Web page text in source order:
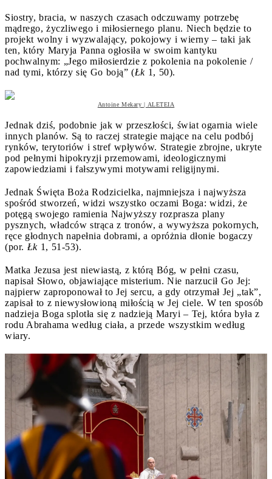
Siostry, bracia, w naszych czasach odczuwamy potrzebę
mądrego, życzliwego i miłosiernego planu. Niech będzie to
projekt wolny i wyzwalający, pokojowy i wierny – taki jak
ten, który Maryja Panna ogłosiła w swoim kantyku
pochwalnym: „Jego miłosierdzie z pokolenia na pokolenie /
nad tymi, którzy się Go boją” (Łk1, 50).
Antoine Mekary | ALETEIA
Jednak dziś, podobnie jak w przeszłości, świat ogarnia wiele
innych planów. Są to raczej strategie mające na celu podbój
rynków, terytoriów i stref wpływów. Strategie zbrojne, ukryte
pod pełnymi hipokryzji przemowami, ideologicznymi
zapowiedziami i fałszywymi motywami religijnymi.
Jednak Święta Boża Rodzicielka, najmniejsza i najwyższa
spośród stworzeń, widzi wszystko oczami Boga: widzi, że
potęgą swojego ramienia Najwyższy rozprasza plany
pysznych, władców strąca z tronów, a wywyższa pokornych,
ręce głodnych napełnia dobrami, a opróżnia dłonie bogaczy
(por. Łk1, 51-53).
Matka Jezusa jest niewiastą, z którą Bóg, w pełni czasu,
napisał Słowo, objawiające misterium. Nie narzucił Go Jej:
najpierw zaproponował to Jej sercu, a gdy otrzymał Jej „tak”,
zapisał to z niewysłowioną miłością w Jej ciele. W ten sposób
nadzieja Boga splotła się z nadzieją Maryi – Tej, która była z
rodu Abrahama według ciała, a przede wszystkim według
wiary.